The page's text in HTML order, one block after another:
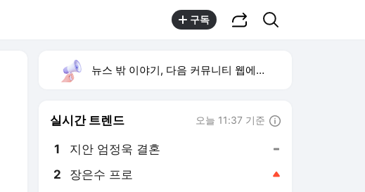
구독
뉴스 밖 이야기, 다음 커뮤니티 웹에서 보기
실시간 트렌드 오늘 11:37 기준
1 지안 엄정욱 결혼
2 장은수 프로